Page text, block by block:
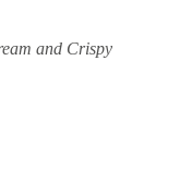
and Crispy